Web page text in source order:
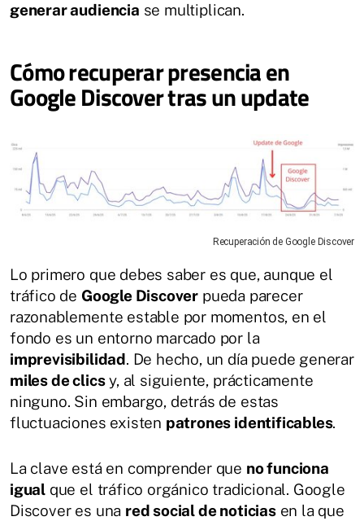
generar audiencia se multiplican.
Cómo recuperar presencia en
Google Discover tras un update
Recuperación de Google Discover
Lo primero que debes saber es que, aunque el
tráfico de Google Discover pueda parecer
razonablemente estable por momentos, en el
fondo es un entorno marcado por la
imprevisibilidad. De hecho, un día puede generar
miles de clicsy, al siguiente, prácticamente
ninguno. Sin embargo, detrás de estas
fluctuaciones existen patrones identificables.
La clave está en comprender que no funciona
igual que el tráfico orgánico tradicional. Google
Discover es una red social de noticiasen la que